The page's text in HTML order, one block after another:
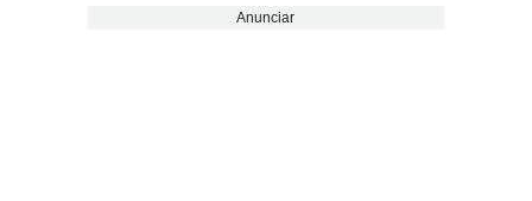
Anunciar